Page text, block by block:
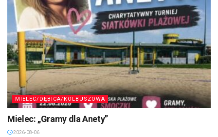
MIELEC/DĘBICA/KOLBUSZOWA
Mielec: „Gramy dla Anety”
2026-08-06